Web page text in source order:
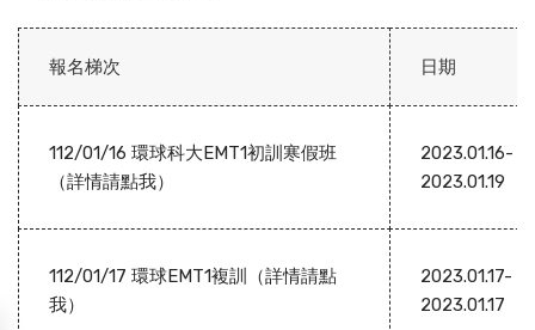
報名梯次 日期
112/01/16 環球科大EMT1初訓寒假班
（詳情請點我）
2023.01.16-
2023.01.19
112/01/17 環球EMT1複訓（詳情請點
我）
2023.01.17-
2023.01.17